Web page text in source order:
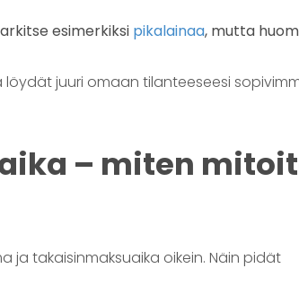
esimerkiksi pikalainaa, mutta
juuri omaan tilanteeseesi
– miten
takaisinmaksuaika oikein. Näin pidät